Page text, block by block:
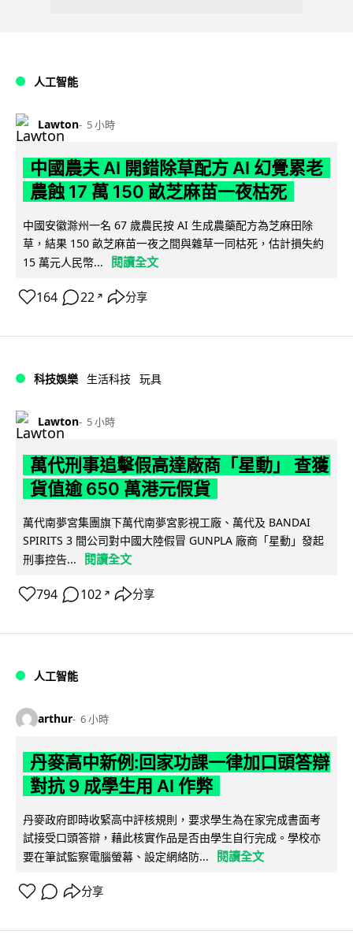
人工智能
Lawton 5 小時
中國農夫 AI 開錯除草配方 AI 幻覺累老
農蝕 17 萬 150 畝芝麻苗一夜枯死
中國安徽滁州一名 67 歲農民按 AI 生成農藥配方為芝麻田除
草，結果 150 畝芝麻苗一夜之間與雜草一同枯死，估計損失約
15 萬元人民幣...
閱讀全文
164 22 ↗ 分享
科技娛樂 生活科技 玩具
Lawton 5 小時
萬代刑事追擊假高達廠商「星動」 查獲
貨值逾 650 萬港元假貨
萬代南夢宮集團旗下萬代南夢宮影視工廠、萬代及 BANDAI
SPIRITS 3 間公司對中國大陸假冒 GUNPLA 廠商「星動」發起
刑事控告...
閱讀全文
794 102 ↗ 分享
人工智能
arthur 6 小時
丹麥高中新例:回家功課一律加口頭答辯
對抗 9 成學生用 AI 作弊
丹麥政府即時收緊高中評核規則，要求學生為在家完成書面考
試接受口頭答辯，藉此核實作品是否由學生自行完成。學校亦
要在筆試監察電腦螢幕、設定網絡防...
閱讀全文
分享